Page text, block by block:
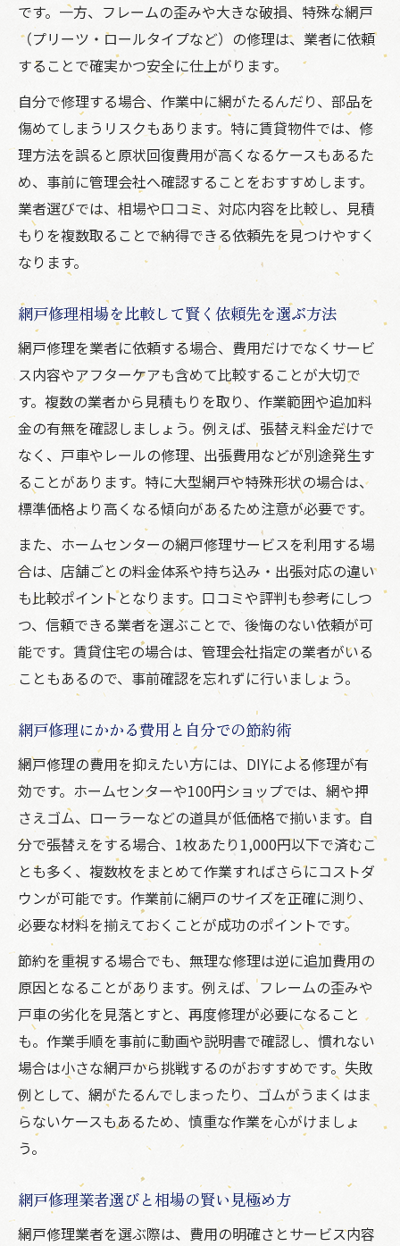
です。一方、フレームの歪みや大きな破損、特殊な網戸
（プリーツ・ロールタイプなど）の修理は、業者に依頼
することで確実かつ安全に仕上がります。
自分で修理する場合、作業中に網がたるんだり、部品を
傷めてしまうリスクもあります。特に賃貸物件では、修
理方法を誤ると原状回復費用が高くなるケースもあるた
め、事前に管理会社へ確認することをおすすめします。
業者選びでは、相場や口コミ、対応内容を比較し、見積
もりを複数取ることで納得できる依頼先を見つけやすく
なります。
網戸修理相場を比較して賢く依頼先を選ぶ方法
網戸修理を業者に依頼する場合、費用だけでなくサービ
ス内容やアフターケアも含めて比較することが大切で
す。複数の業者から見積もりを取り、作業範囲や追加料
金の有無を確認しましょう。例えば、張替え料金だけで
なく、戸車やレールの修理、出張費用などが別途発生す
ることがあります。特に大型網戸や特殊形状の場合は、
標準価格より高くなる傾向があるため注意が必要です。
また、ホームセンターの網戸修理サービスを利用する場
合は、店舗ごとの料金体系や持ち込み・出張対応の違い
も比較ポイントとなります。口コミや評判も参考にしつ
つ、信頼できる業者を選ぶことで、後悔のない依頼が可
能です。賃貸住宅の場合は、管理会社指定の業者がいる
こともあるので、事前確認を忘れずに行いましょう。
網戸修理にかかる費用と自分での節約術
網戸修理の費用を抑えたい方には、DIYによる修理が有
効です。ホームセンターや100円ショップでは、網や押
さえゴム、ローラーなどの道具が低価格で揃います。自
分で張替えをする場合、1枚あたり1,000円以下で済むこ
とも多く、複数枚をまとめて作業すればさらにコストダ
ウンが可能です。作業前に網戸のサイズを正確に測り、
必要な材料を揃えておくことが成功のポイントです。
節約を重視する場合でも、無理な修理は逆に追加費用の
原因となることがあります。例えば、フレームの歪みや
戸車の劣化を見落とすと、再度修理が必要になること
も。作業手順を事前に動画や説明書で確認し、慣れない
場合は小さな網戸から挑戦するのがおすすめです。失敗
例として、網がたるんでしまったり、ゴムがうまくはま
らないケースもあるため、慎重な作業を心がけましょ
う。
網戸修理業者選びと相場の賢い見極め方
網戸修理業者を選ぶ際は、費用の明確さとサービス内容